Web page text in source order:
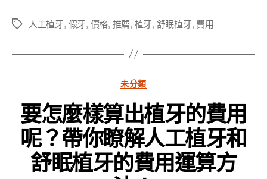
標
人工植牙, 假牙, 價格, 推薦, 植牙, 舒眠植牙, 費用
分
類
未分類
要怎麼樣算出植牙的費用
呢？帶你瞭解人工植牙和
舒眠植牙的費用運算方